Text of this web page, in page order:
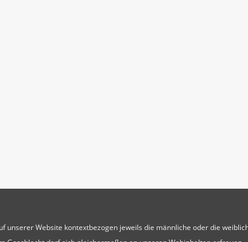
unserer Website kontextbezogen jeweils die männliche oder die